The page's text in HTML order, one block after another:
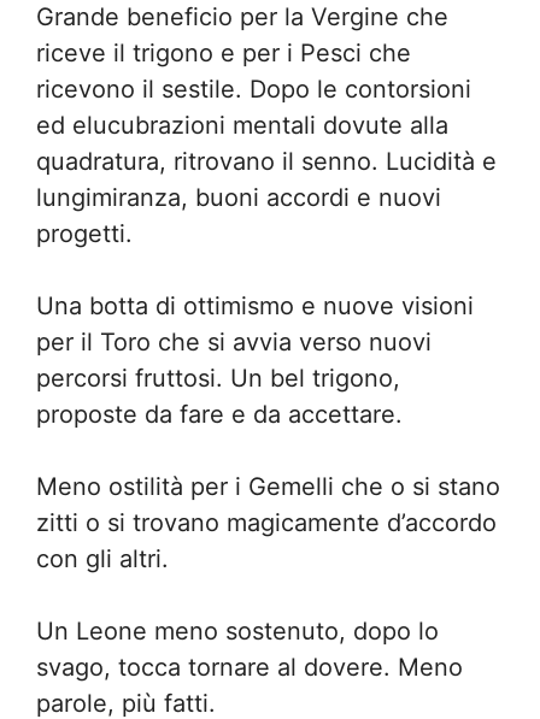
Grande beneficio per la Vergine che
riceve il trigono e per i Pesci che
ricevono il sestile. Dopo le contorsioni
ed elucubrazioni mentali dovute alla
quadratura, ritrovano il senno. Lucidità e
lungimiranza, buoni accordi e nuovi
progetti.
Una botta di ottimismo e nuove visioni
per il Toro che si avvia verso nuovi
percorsi fruttosi. Un bel trigono,
proposte da fare e da accettare.
Meno ostilità per i Gemelli che o si stano
zitti o si trovano magicamente d’accordo
con gli altri.
Un Leone meno sostenuto, dopo lo
svago, tocca tornare al dovere. Meno
parole, più fatti.